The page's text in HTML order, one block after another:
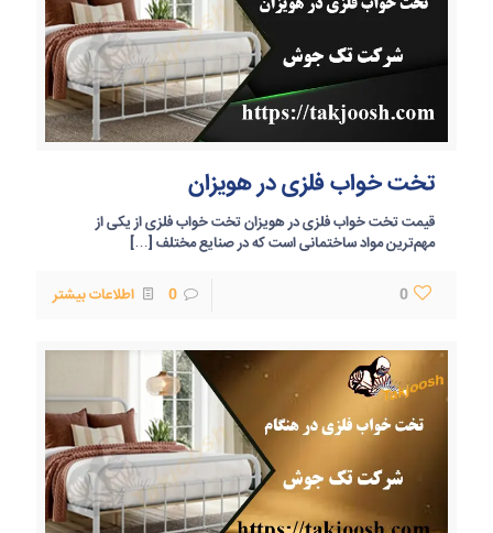
تخت خواب فلزی در هویزان
قیمت تخت خواب فلزی در هویزان تخت خواب فلزی از یکی از
مهم‌ترین مواد ساختمانی است که در صنایع مختلف […]
0
0 اطلاعات بیشتر